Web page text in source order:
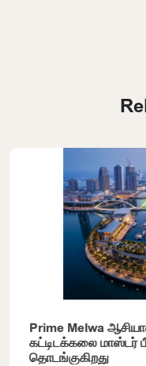
Prime Melwa
கட்டிடக்கலை மாஸ்டர்
தொடங்குகிறது